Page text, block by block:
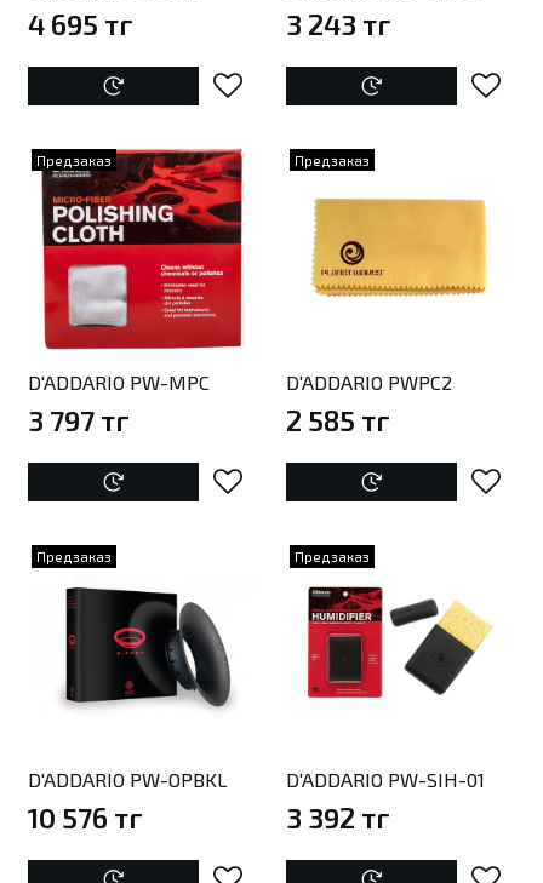
4 695 тг 3 243 тг
Предзаказ
D'ADDARIO PW-MPC
3 797 тг
Предзаказ
D'ADDARIO PWPC2
2 585 тг
Предзаказ
D'ADDARIO PW-OPBKL
10 576 тг
Предзаказ
D'ADDARIO PW-SIH-01
3 392 тг